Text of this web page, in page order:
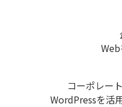
コーポレー
WordPressを活